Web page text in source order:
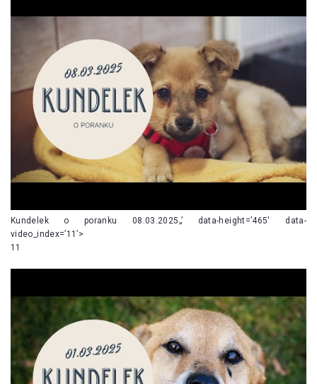
Kundelek o poranku 08.03.2025„’ data-height=’465′ data-
video_index=’11’>
11